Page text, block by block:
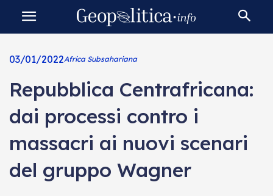
03/01/2022Africa Subsahariana
Repubblica Centrafricana:
dai processi contro i
massacri ai nuovi scenari
del gruppo Wagner